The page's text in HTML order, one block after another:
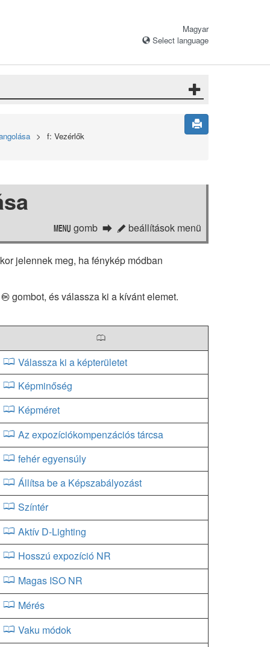
Magyar
Select language
f: Vezérlők
G gomb A beállítások menü
jelennek meg, ha fénykép módban
J gombot, és válassza ki a kívánt elemet.
0
Válassza ki a képterületet
Képminőség
Képméret
Az expozíciókompenzációs tárcsa
fehér egyensúly
Állítsa be a Képszabályozást
Színtér
Aktív D-Lighting
Hosszú expozíció NR
Magas ISO NR
Mérés
Vaku módok